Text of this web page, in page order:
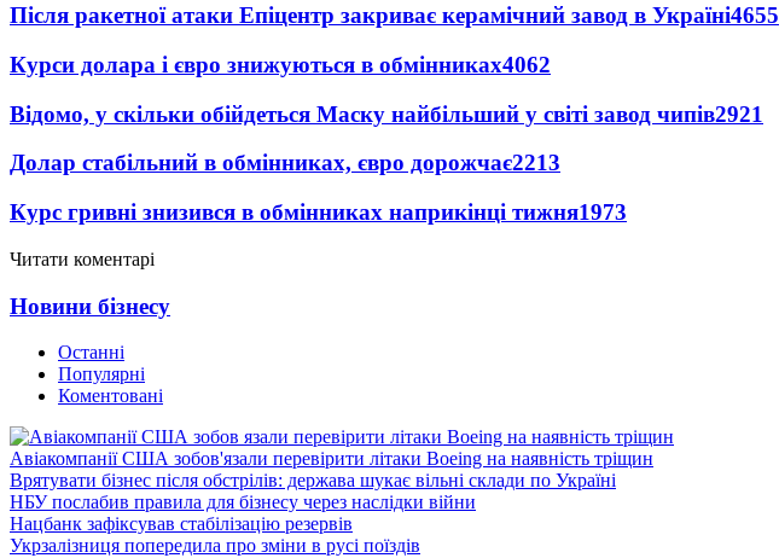
Після ракетної атаки Епіцентр закриває керамічний завод в Україні4655
Курси долара і євро знижуються в обмінниках4062
Відомо, у скільки обійдеться Маску найбільший у світі завод чипів2921
Долар стабільний в обмінниках, євро дорожчає2213
Курс гривні знизився в обмінниках наприкінці тижня1973
Читати коментарі
Новини бізнесу
Останні
Популярні
Коментовані
Авіакомпанії США зобов'язали перевірити літаки Boeing на наявність тріщин
Врятувати бізнес після обстрілів: держава шукає вільні склади по Україні
НБУ послабив правила для бізнесу через наслідки війни
Нацбанк зафіксував стабілізацію резервів
Укрзалізниця попередила про зміни в русі поїздів